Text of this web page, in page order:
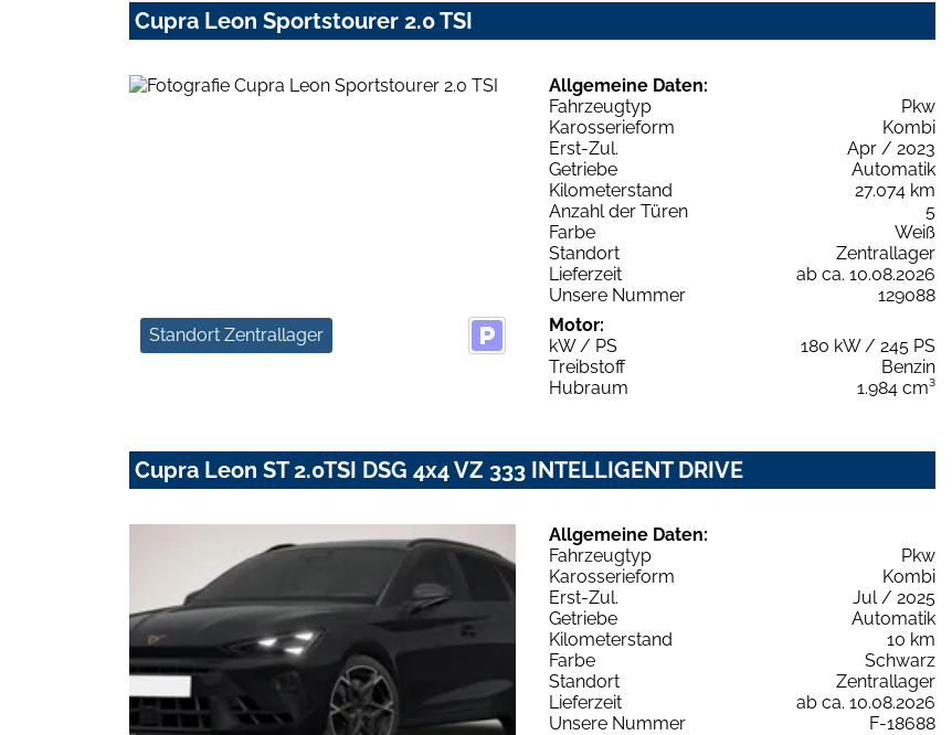
Cupra Leon Sportstourer 2.0 TSI
Standort Zentrallager
Allgemeine Daten:
Fahrzeugtyp
Pkw
Karosserieform
Kombi
Erst-Zul.
Apr / 2023
Getriebe
Automatik
Kilometerstand
27.074 km
Anzahl der Türen
5
Farbe
Weiß
Standort
Zentrallager
Lieferzeit
ab ca. 10.08.2026
Unsere Nummer
129088
Motor:
kW / PS
180 kW / 245 PS
Treibstoff
Benzin
Hubraum
1.984 cm³
Cupra Leon ST 2.0TSI DSG 4x4 VZ 333 INTELLIGENT DRIVE
Allgemeine Daten:
Fahrzeugtyp
Pkw
Karosserieform
Kombi
Erst-Zul.
Jul / 2025
Getriebe
Automatik
Kilometerstand
10 km
Farbe
Schwarz
Standort
Zentrallager
Lieferzeit
ab ca. 10.08.2026
Unsere Nummer
F-18688